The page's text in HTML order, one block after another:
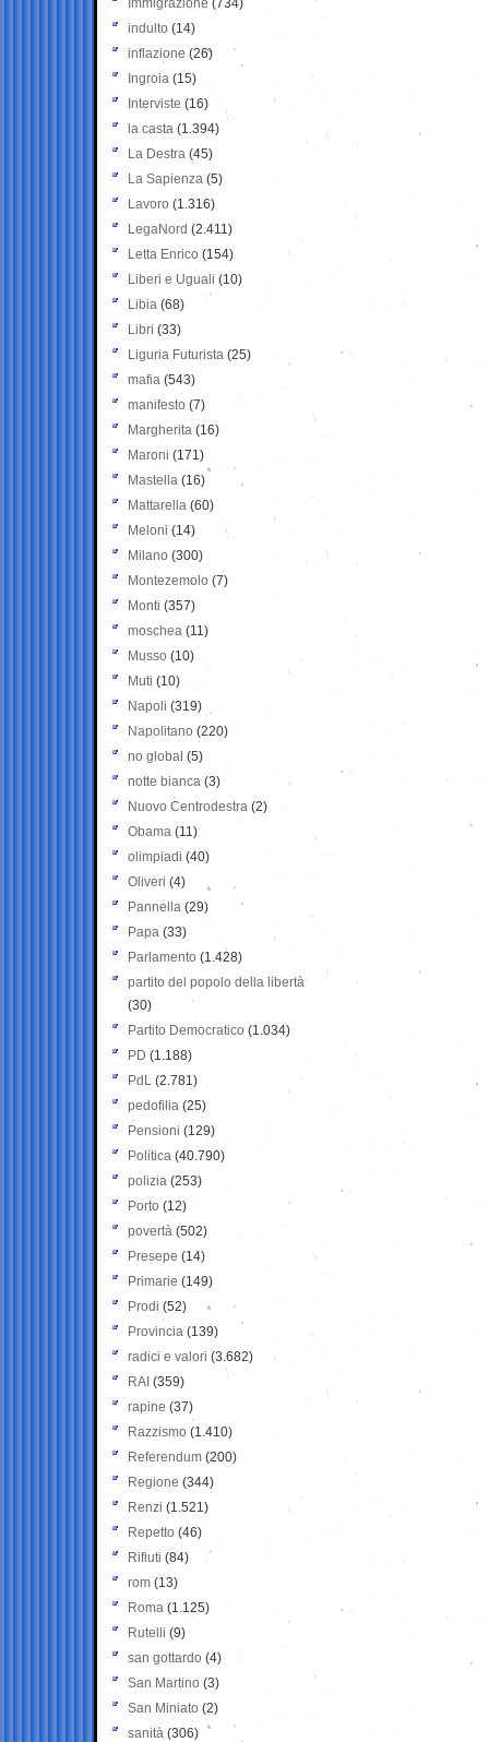
Immigrazione (734)
indulto (14)
inflazione (26)
Ingroia (15)
Interviste (16)
la casta (1.394)
La Destra (45)
La Sapienza (5)
Lavoro (1.316)
LegaNord (2.411)
Letta Enrico (154)
Liberi e Uguali (10)
Libia (68)
Libri (33)
Liguria Futurista (25)
mafia (543)
manifesto (7)
Margherita (16)
Maroni (171)
Mastella (16)
Mattarella (60)
Meloni (14)
Milano (300)
Montezemolo (7)
Monti (357)
moschea (11)
Musso (10)
Muti (10)
Napoli (319)
Napolitano (220)
no global (5)
notte bianca (3)
Nuovo Centrodestra (2)
Obama (11)
olimpiadi (40)
Oliveri (4)
Pannella (29)
Papa (33)
Parlamento (1.428)
partito del popolo della libertà
(30)
Partito Democratico (1.034)
PD (1.188)
PdL (2.781)
pedofilia (25)
Pensioni (129)
Politica (40.790)
polizia (253)
Porto (12)
povertà (502)
Presepe (14)
Primarie (149)
Prodi (52)
Provincia (139)
radici e valori (3.682)
RAI (359)
rapine (37)
Razzismo (1.410)
Referendum (200)
Regione (344)
Renzi (1.521)
Repetto (46)
Rifiuti (84)
rom (13)
Roma (1.125)
Rutelli (9)
san gottardo (4)
San Martino (3)
San Miniato (2)
sanità (306)